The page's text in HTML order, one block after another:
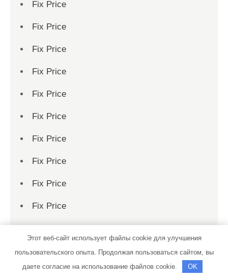
Fix Price
Fix Price
Fix Price
Fix Price
Fix Price
Fix Price
Fix Price
Fix Price
Fix Price
Fix Price
Fix Price
Fix Price
Этот веб-сайт использует файлы cookie для улучшения
пользовательского опыта. Продолжая пользоваться сайтом, вы
даете согласие на использование файлов cookie.
OK